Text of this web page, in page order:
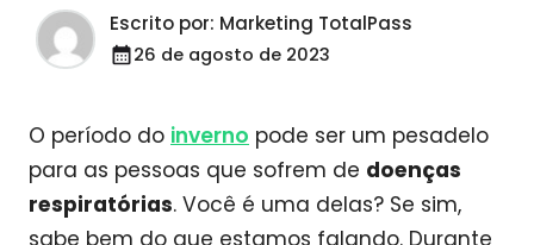
Escrito por: Marketing TotalPass
26 de agosto de 2023
O período do inverno pode ser um pesadelo
para as pessoas que sofrem de doenças
respiratórias. Você é uma delas? Se sim,
sabe bem do que estamos falando. Durante